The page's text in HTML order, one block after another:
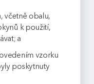
včetně obalu,
k použití,
a
vzorku
poskytnuty